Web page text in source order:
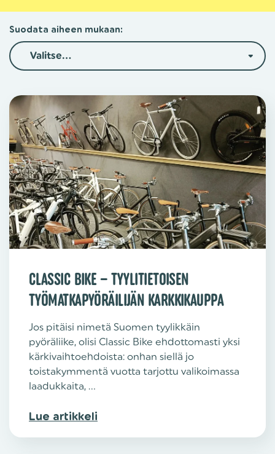
Valitse...
Suodata aiheen mukaan:
CLASSIC BIKE – TYYLITIETOISEN
TYÖMATKAPYÖRÄILIJÄN KARKKIKAUPPA
Jos pitäisi nimetä Suomen tyylikkäin
pyöräliike, olisi Classic Bike ehdottomasti yksi
kärkivaihtoehdoista: onhan siellä jo
toistakymmentä vuotta tarjottu valikoimassa
laadukkaita, ...
Lue artikkeli